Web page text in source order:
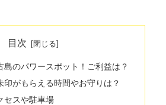
目次
島のパワースポット！ご利益は？
印がもらえる時間やお守りは？
セスや駐車場